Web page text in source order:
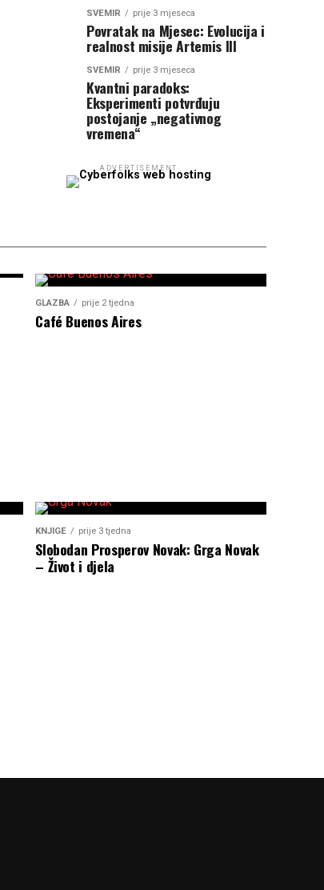
SVEMIR prije 3 mjeseca
Povratak na Mjesec: Evolucija i
realnost misije Artemis III
SVEMIR prije 3 mjeseca
Kvantni paradoks:
Eksperimenti potvrđuju
postojanje „negativnog
vremena“
ADVERTISEMENT
GLAZBA prije 2 tjedna
Café Buenos Aires
KNJIGE prije 3 tjedna
Slobodan Prosperov Novak: Grga Novak
– Život i djela